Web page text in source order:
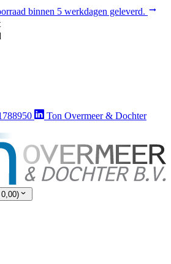
binnen 5 werkdagen geleverd.
Ton Overmeer & Dochter